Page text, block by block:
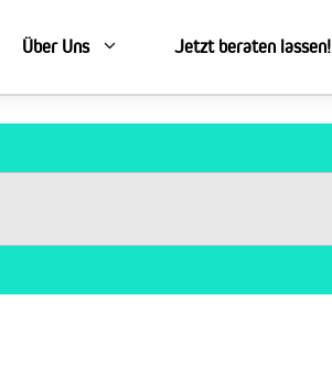
Über Uns Jetzt beraten lassen!